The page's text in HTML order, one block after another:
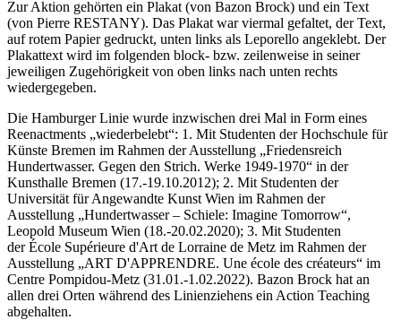
Zur Aktion gehörten ein Plakat (von Bazon Brock) und ein Text
(von Pierre RESTANY). Das Plakat war viermal gefaltet, der Text,
auf rotem Papier gedruckt, unten links als Leporello angeklebt. Der
Plakattext wird im folgenden block- bzw. zeilenweise in seiner
jeweiligen Zugehörigkeit von oben links nach unten rechts
wiedergegeben.
Die Hamburger Linie wurde inzwischen drei Mal in Form eines
Reenactments „wiederbelebt“: 1. Mit Studenten der Hochschule für
Künste Bremen im Rahmen der Ausstellung „Friedensreich
Hundertwasser. Gegen den Strich. Werke 1949-1970“ in der
Kunsthalle Bremen (17.-19.10.2012); 2. Mit Studenten der
Universität für Angewandte Kunst Wien im Rahmen der
Ausstellung „Hundertwasser – Schiele: Imagine Tomorrow“,
Leopold Museum Wien (18.-20.02.2020); 3. Mit Studenten
der École Supérieure d'Art de Lorraine de Metz im Rahmen der
Ausstellung „ART D'APPRENDRE. Une école des créateurs“ im
Centre Pompidou-Metz (31.01.-1.02.2022). Bazon Brock hat an
allen drei Orten während des Linienziehens ein Action Teaching
abgehalten.